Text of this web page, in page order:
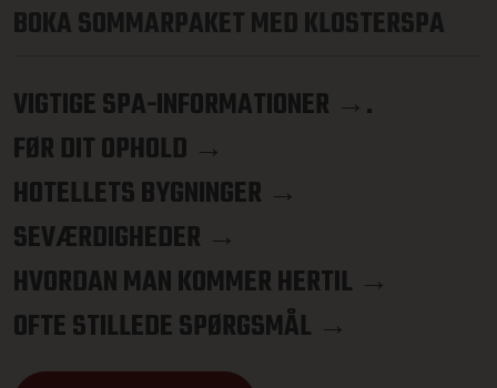
BOKA SOMMARPAKET MED KLOSTERSPA
VIGTIGE SPA-INFORMATIONER →.
FØR DIT OPHOLD →
HOTELLETS BYGNINGER →
SEVÆRDIGHEDER →
HVORDAN MAN KOMMER HERTIL →
OFTE STILLEDE SPØRGSMÅL →